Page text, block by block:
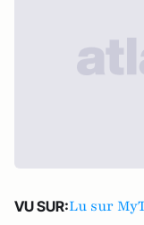
VU SUR:Lu sur